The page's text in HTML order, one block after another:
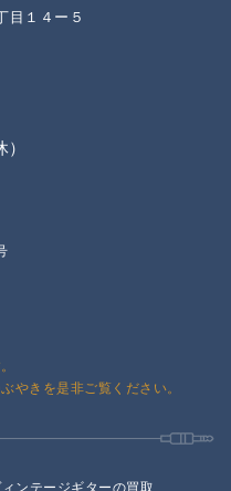
目１４ー５
やきを是非ご覧ください。